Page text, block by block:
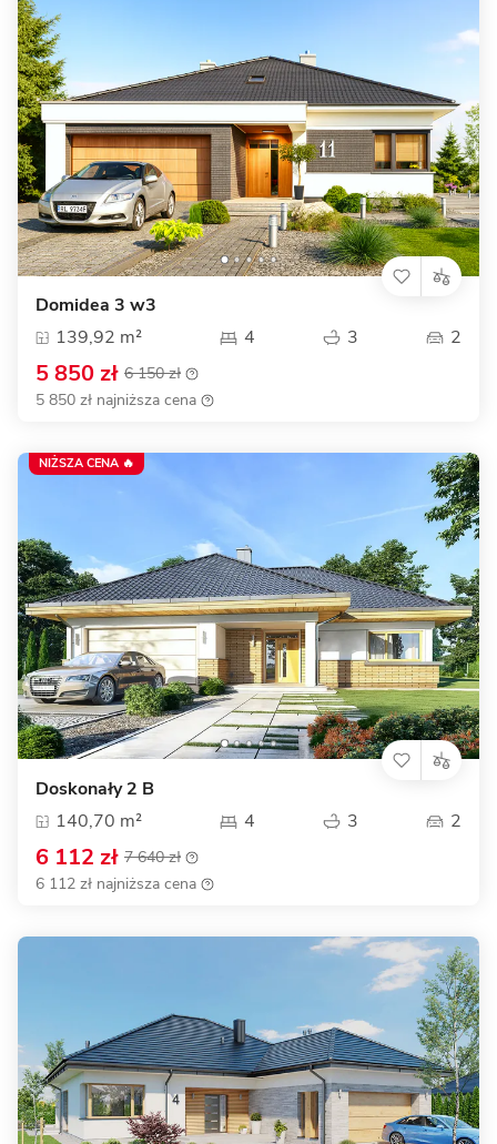
Domidea 3 w3
139,92 m²
4 3 2
5 850 zł 6 150 zł
5 850 zł najniższa cena
Doskonały 2 B
140,70 m²
4 3 2
6 112 zł 7 640 zł
6 112 zł najniższa cena
NIŻSZA CENA 🔥